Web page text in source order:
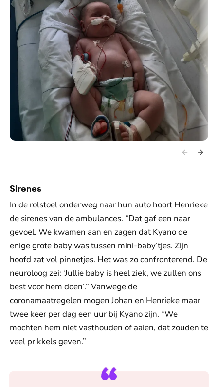
Sirenes
In de rolstoel onderweg naar hun auto hoort Henrieke
de sirenes van de ambulances. “Dat gaf een naar
gevoel. We kwamen aan en zagen dat Kyano de
enige grote baby was tussen mini-baby’tjes. Zijn
hoofd zat vol pinnetjes. Het was zo confronterend. De
neuroloog zei: ‘Jullie baby is heel ziek, we zullen ons
best voor hem doen’.” Vanwege de
coronamaatregelen mogen Johan en Henrieke maar
twee keer per dag een uur bij Kyano zijn. “We
mochten hem niet vasthouden of aaien, dat zouden te
veel prikkels geven.”